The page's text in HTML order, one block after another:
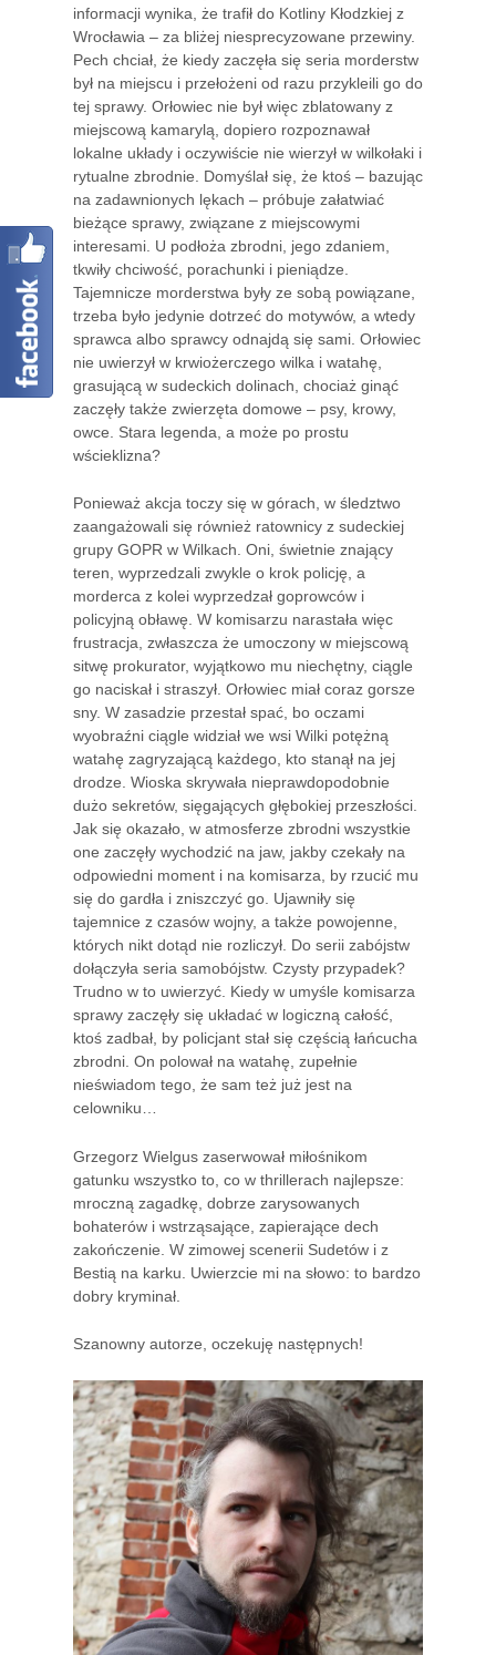
informacji wynika, że trafił do Kotliny Kłodzkiej z
Wrocławia – za bliżej niesprecyzowane przewiny.
Pech chciał, że kiedy zaczęła się seria morderstw
był na miejscu i przełożeni od razu przykleili go do
tej sprawy. Orłowiec nie był więc zblatowany z
miejscową kamarylą, dopiero rozpoznawał
lokalne układy i oczywiście nie wierzył w wilkołaki i
rytualne zbrodnie. Domyślał się, że ktoś – bazując
na zadawnionych lękach – próbuje załatwiać
bieżące sprawy, związane z miejscowymi
interesami. U podłoża zbrodni, jego zdaniem,
tkwiły chciwość, porachunki i pieniądze.
Tajemnicze morderstwa były ze sobą powiązane,
trzeba było jedynie dotrzeć do motywów, a wtedy
sprawca albo sprawcy odnajdą się sami. Orłowiec
nie uwierzył w krwiożerczego wilka i watahę,
grasującą w sudeckich dolinach, chociaż ginąć
zaczęły także zwierzęta domowe – psy, krowy,
owce. Stara legenda, a może po prostu
wścieklizna?
Ponieważ akcja toczy się w górach, w śledztwo
zaangażowali się również ratownicy z sudeckiej
grupy GOPR w Wilkach. Oni, świetnie znający
teren, wyprzedzali zwykle o krok policję, a
morderca z kolei wyprzedzał goprowców i
policyjną obławę. W komisarzu narastała więc
frustracja, zwłaszcza że umoczony w miejscową
sitwę prokurator, wyjątkowo mu niechętny, ciągle
go naciskał i straszył. Orłowiec miał coraz gorsze
sny. W zasadzie przestał spać, bo oczami
wyobraźni ciągle widział we wsi Wilki potężną
watahę zagryzającą każdego, kto stanął na jej
drodze. Wioska skrywała nieprawdopodobnie
dużo sekretów, sięgających głębokiej przeszłości.
Jak się okazało, w atmosferze zbrodni wszystkie
one zaczęły wychodzić na jaw, jakby czekały na
odpowiedni moment i na komisarza, by rzucić mu
się do gardła i zniszczyć go. Ujawniły się
tajemnice z czasów wojny, a także powojenne,
których nikt dotąd nie rozliczył. Do serii zabójstw
dołączyła seria samobójstw. Czysty przypadek?
Trudno w to uwierzyć. Kiedy w umyśle komisarza
sprawy zaczęły się układać w logiczną całość,
ktoś zadbał, by policjant stał się częścią łańcucha
zbrodni. On polował na watahę, zupełnie
nieświadom tego, że sam też już jest na
celowniku…
Grzegorz Wielgus zaserwował miłośnikom
gatunku wszystko to, co w thrillerach najlepsze:
mroczną zagadkę, dobrze zarysowanych
bohaterów i wstrząsające, zapierające dech
zakończenie. W zimowej scenerii Sudetów i z
Bestią na karku. Uwierzcie mi na słowo: to bardzo
dobry kryminał.
Szanowny autorze, oczekuję następnych!